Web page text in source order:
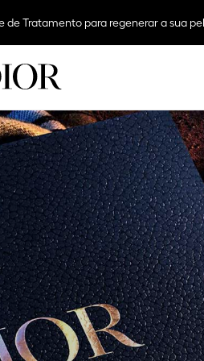
aproveite frete grátis em todas as